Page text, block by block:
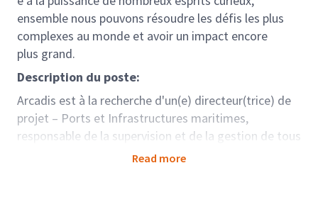
ensemble nous pouvons résoudre les défis les plus
complexes au monde et avoir un impact encore
plus grand.
Description du poste:
Arcadis est à la recherche d'un(e) directeur(trice) de
projet – Ports et Infrastructures maritimes,
responsable de la supervision et de la gestion de tous
les aspects des projets portuaires et maritimes.
Read more